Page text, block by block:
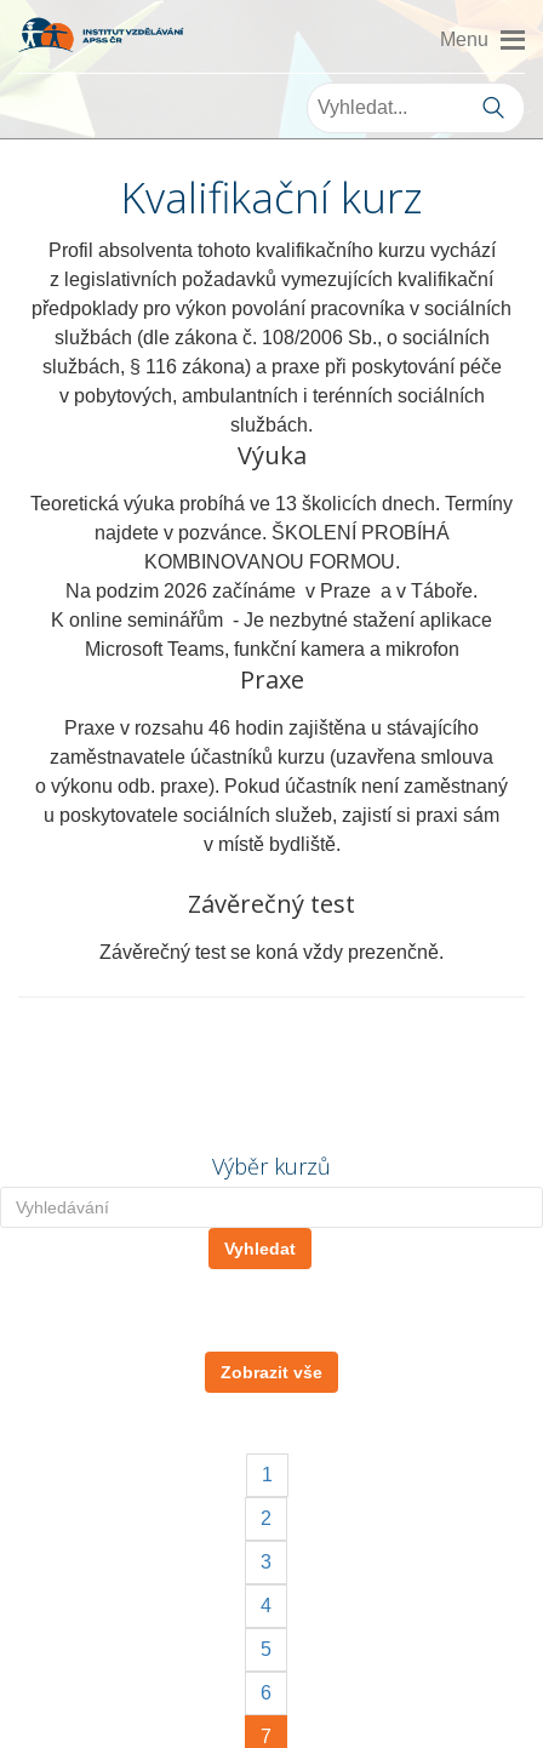
Kvalifikační kurz
Profil absolventa tohoto kvalifikačního kurzu vychází
z legislativních požadavků vymezujících kvalifikační
předpoklady pro výkon povolání pracovníka v sociálních
službách (dle zákona č. 108/2006 Sb., o sociálních
službách, § 116 zákona) a praxe při poskytování péče
v pobytových, ambulantních i terénních sociálních
službách.
Výuka
Teoretická výuka probíhá ve 13 školicích dnech. Termíny
najdete v pozvánce. ŠKOLENÍ PROBÍHÁ
KOMBINOVANOU FORMOU.
Na podzim 2026 začínáme v Praze a v Táboře.
K online seminářům - Je nezbytné stažení aplikace
Microsoft Teams, funkční kamera a mikrofon
Praxe
Praxe v rozsahu 46 hodin zajištěna u stávajícího
zaměstnavatele účastníků kurzu (uzavřena smlouva
o výkonu odb. praxe). Pokud účastník není zaměstnaný
u poskytovatele sociálních služeb, zajistí si praxi sám
v místě bydliště.
Závěrečný test
Závěrečný test se koná vždy prezenčně.
Výběr kurzů
Zobrazit vše
1
2
3
4
5
6
7